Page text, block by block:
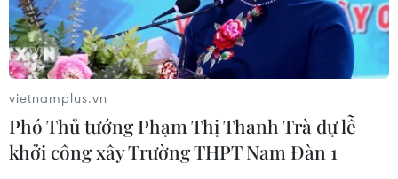
Liên hợp quốc: Xung đột Ukraine trải
qua tháng đẫm máu nhất
05/08/2026 23:47
vietnamplus.vn
Phó Thủ tướng Phạm Thị Thanh Trà dự lễ
khởi công xây Trường THPT Nam Đàn 1